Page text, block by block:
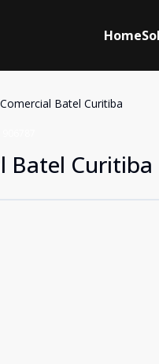
Home
Batel Curitiba
Batel Curitiba